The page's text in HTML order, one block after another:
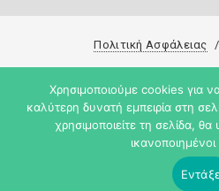
Πολιτική Ασφάλειας
Copyright 2026
Χρησιμοποιούμε cookies για
καλύτερη δυνατή εμπειρία στη
χρησιμοποιείτε τη σελίδα,